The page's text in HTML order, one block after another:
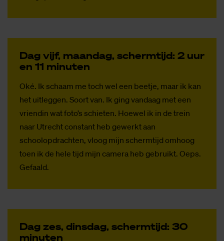
Dag vijf, maan­dag, scherm­tijd: 2 uur
en 11 mi­nu­ten
Oké. Ik schaam me toch wel een beetje, maar ik kan
het uitleggen. Soort van. Ik ging vandaag met een
vriendin wat foto’s schieten. Hoewel ik in de trein
naar Utrecht constant heb gewerkt aan
schoolopdrachten, vloog mijn schermtijd omhoog
toen ik de hele tijd mijn camera heb gebruikt. Oeps.
Gefaald.
Dag zes, dins­dag, scherm­tijd: 30
mi­nu­ten